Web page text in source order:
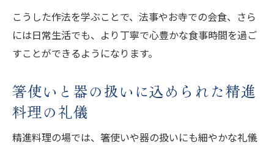
こうした作法を学ぶことで、法事やお寺での会食、さら
には日常生活でも、より丁寧で心豊かな食事時間を過ご
すことができるようになります。
箸使いと器の扱いに込められた精進
料理の礼儀
精進料理の場では、箸使いや器の扱いにも細やかな礼儀